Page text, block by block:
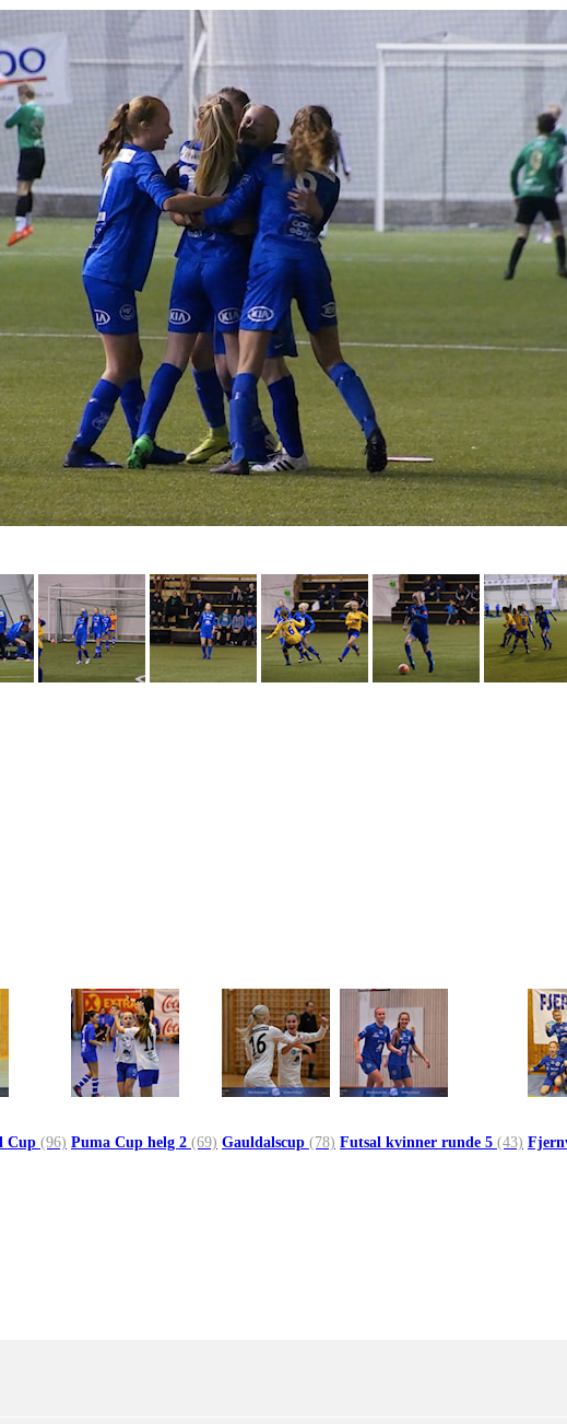
Cup (96) Puma Cup helg 2 (69) Gauldalscup (78) Futsal kvinner runde 5 (43)